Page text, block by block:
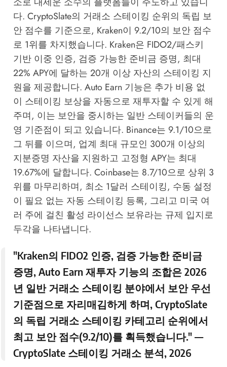
다. CryptoSlate의 거래소 스테이킹 순위의 독립 보
안 점수를 기준으로, Kraken이 9.2/10의 보안 점수
로 1위를 차지했습니다. Kraken은 FIDO2/패스키
기반 이중 인증, 검증 가능한 준비금 증명, 최대
22% APY에 달하는 20개 이상 자산의 스테이킹 지
원을 제공합니다. Auto Earn 기능은 추가 비용 없
이 스테이킹 보상을 자동으로 재투자할 수 있게 해
주며, 이는 보안을 중시하는 일반 스테이커들의 운
영 기준점이 되고 있습니다. Binance는 9.1/10으로
그 뒤를 이으며, 업계 최대 규모인 300개 이상의
지분증명 자산을 지원하고 고정형 APY는 최대
19.67%에 달합니다. Coinbase는 8.7/10으로 상위 3
위를 마무리하며, 최소 1달러 스테이킹, 수동 설정
이 필요 없는 자동 스테이킹 등록, 그리고 미국 여
러 주에 걸친 활성 라이선스 보유라는 규제 입지로
두각을 나타냅니다.
"Kraken의 FIDO2 인증, 검증 가능한 준비금
증명, Auto Earn 재투자 기능의 조합은 2026
년 일반 거래소 스테이킹 분야에서 보안 우선
기준점으로 자리매김하게 하며, CryptoSlate
의 독립 거래소 스테이킹 카테고리 순위에서
최고 보안 점수(9.2/10)를 획득했습니다." —
CryptoSlate 스테이킹 거래소 분석, 2026